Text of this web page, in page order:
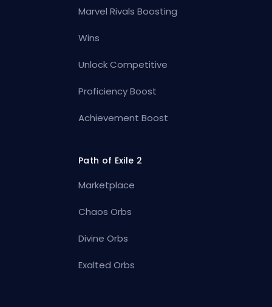
Marvel Rivals Boosting
Wins
Unlock Competitive
Proficiency Boost
Achievement Boost
Path of Exile 2
Marketplace
Chaos Orbs
Divine Orbs
Exalted Orbs